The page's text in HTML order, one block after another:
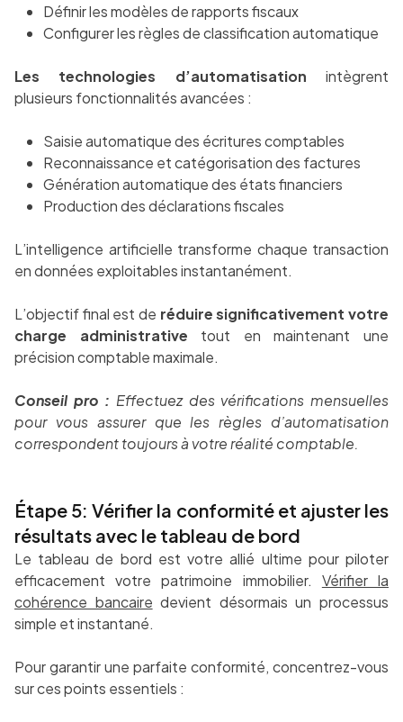
Définir les modèles de rapports fiscaux
Configurer les règles de classification automatique
Les technologies d’automatisation intègrent
plusieurs fonctionnalités avancées :
Saisie automatique des écritures comptables
Reconnaissance et catégorisation des factures
Génération automatique des états financiers
Production des déclarations fiscales
L’intelligence artificielle transforme chaque transaction
en données exploitables instantanément.
L’objectif final est de réduire significativement votre
charge administrative tout en maintenant une
précision comptable maximale.
Conseil pro : Effectuez des vérifications mensuelles
pour vous assurer que les règles d’automatisation
correspondent toujours à votre réalité comptable.
Étape 5: Vérifier la conformité et ajuster les
résultats avec le tableau de bord
Le tableau de bord est votre allié ultime pour piloter
efficacement votre patrimoine immobilier. Vérifier la
cohérence bancaire devient désormais un processus
simple et instantané.
Pour garantir une parfaite conformité, concentrez-vous
sur ces points essentiels :